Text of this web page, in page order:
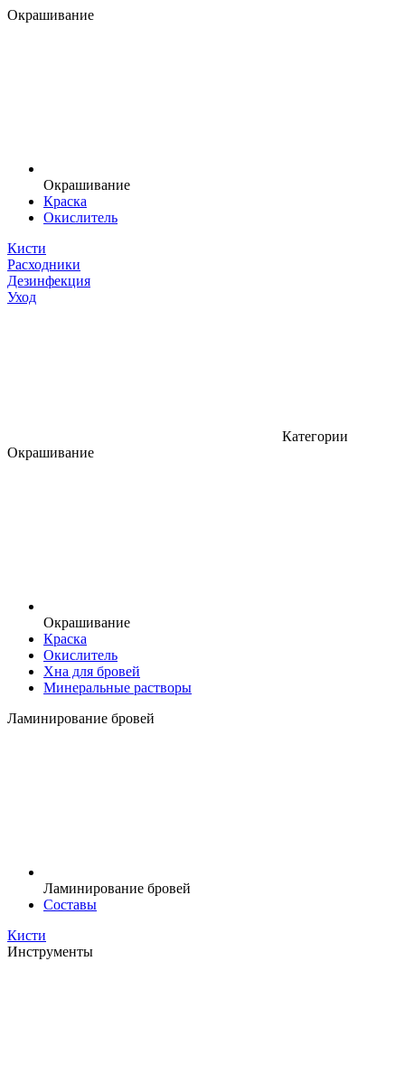
Окрашивание
Окрашивание
Краска
Окислитель
Кисти
Расходники
Дезинфекция
Уход
Категории
Окрашивание
Окрашивание
Краска
Окислитель
Хна для бровей
Минеральные растворы
Ламинирование бровей
Ламинирование бровей
Составы
Кисти
Инструменты